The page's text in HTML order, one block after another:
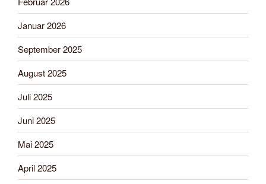
Januar 2026
September 2025
August 2025
Juli 2025
Juni 2025
Mai 2025
April 2025